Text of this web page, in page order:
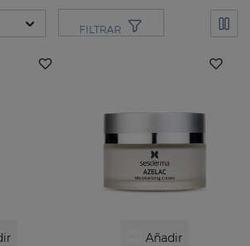
FILTRAR
Añadir